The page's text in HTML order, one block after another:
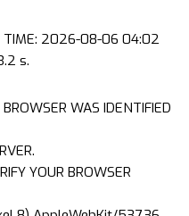
TIME: 2026-08-06 04:02
s.
WAS IDENTIFIED
YOUR BROWSER